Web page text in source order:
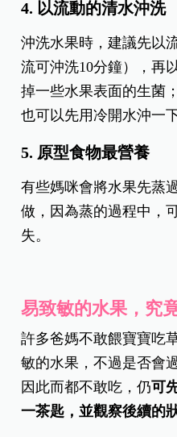
4. 以流動的清水沖洗
沖洗水果時，建議先以
流可沖洗10分鐘），再
掉一些水果表面的生菌
也可以先用冷開水沖一下
5. 原型食物最營養
有些媽咪會將水果先蒸
做，因為蒸的過程中，
失。
易致敏的水果，究
許多爸媽不敢餵寶寶吃
敏的水果，不過是否會
因此而都不敢吃，仍可
一茶匙，並觀察後續的